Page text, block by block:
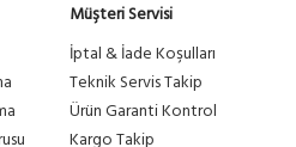
Müşteri Servisi
İptal & İade Koşulları
Teknik Servis Takip
Ürün Garanti Kontrol
Kargo Takip